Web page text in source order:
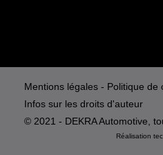
Mentions légales - Politique de
Infos sur les droits d'auteur
© 2021 - DEKRA Automotive,
Réalisation